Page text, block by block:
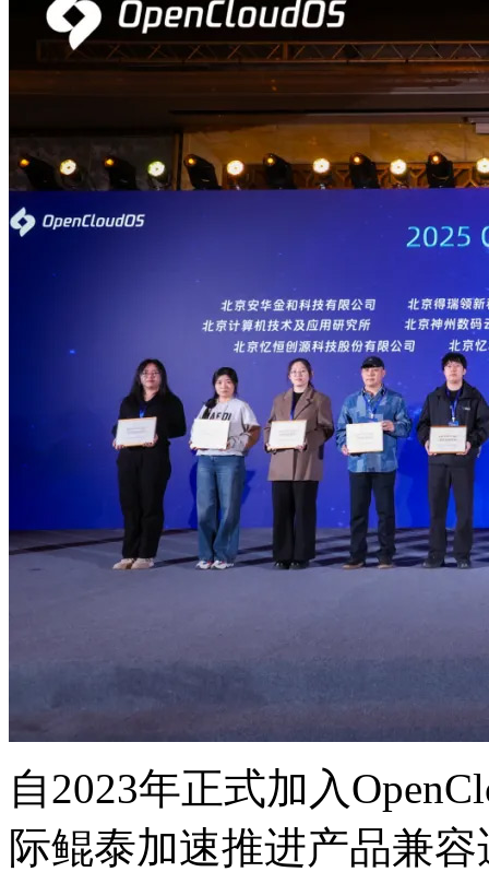
自2023年正式加入
际鲲泰加速推进产品兼容